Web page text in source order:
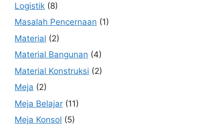
Logistik (8)
Masalah Pencernaan (1)
Material (2)
Material Bangunan (4)
Material Konstruksi (2)
Meja (2)
Meja Belajar (11)
Meja Konsol (5)